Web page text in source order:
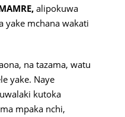
alipokuwa
yake mchana wakati
na tazama, watu
yake. Naye
kutoka
mpaka nchi,